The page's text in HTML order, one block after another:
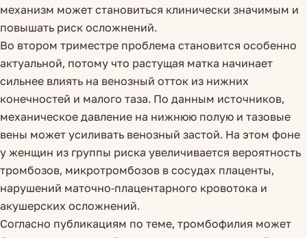
механизм может становиться клинически значимым и
повышать риск осложнений.
Во втором триместре проблема становится особенно
актуальной, потому что растущая матка начинает
сильнее влиять на венозный отток из нижних
конечностей и малого таза. По данным источников,
механическое давление на нижнюю полую и тазовые
вены может усиливать венозный застой. На этом фоне
у женщин из группы риска увеличивается вероятность
тромбозов, микротромбозов в сосудах плаценты,
нарушений маточно-плацентарного кровотока и
акушерских осложнений.
Согласно публикациям по теме, тромбофилия может